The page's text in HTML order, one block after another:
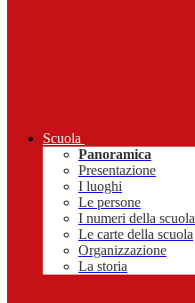
Scuola
Panoramica
Presentazione
I luoghi
Le persone
I numeri della scuola
Le carte della scuola
Organizzazione
La storia